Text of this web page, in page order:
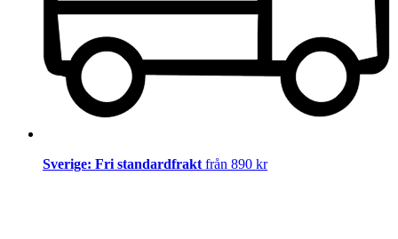
Sverige: Fri standardfrakt från 890 kr